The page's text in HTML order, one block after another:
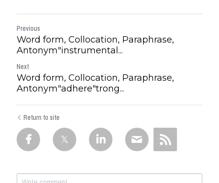
Previous
Word form, Collocation, Paraphrase,
Antonym"instrumental...
Next
Word form, Collocation, Paraphrase,
Antonym"adhere"trong...
Return to site